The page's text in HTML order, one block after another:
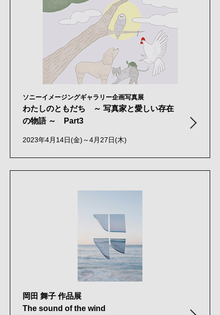
ソニーイメージングギャラリー企画写真展
わたしのともだち ～ 写真家と愛しい存在
の物語 ～ Part3
2023年4月14日(金)～4月27日(木)
岡田 舞子 作品展
The sound of the wind